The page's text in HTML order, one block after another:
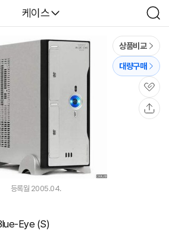
다나와
케이스
검
색
상품비교
대량구매
관
심
등록월 2005.04.
Eye (S)